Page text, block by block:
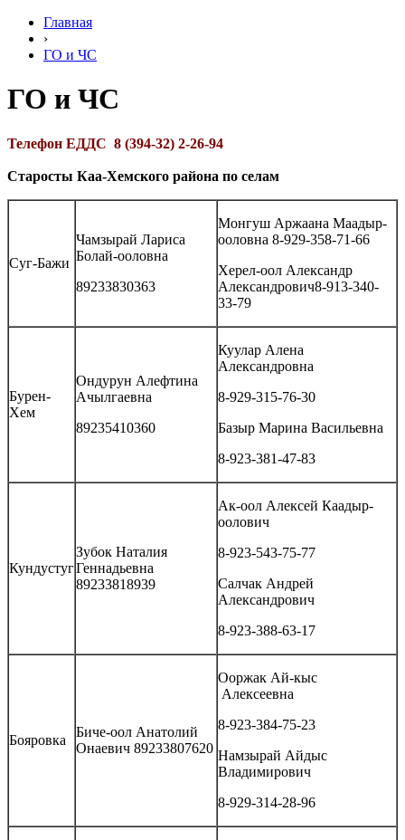
Главная
›
ГО и ЧС
ГО и ЧС
Телефон ЕДДС 8 (394-32) 2-26-94
Старосты Каа-Хемского района по селам
Суг-Бажи
Чамзырай Лариса
Болай-ооловна
89233830363
Монгуш Аржаана Маадыр-
ооловна 8-929-358-71-66
Херел-оол Александр
Александрович8-913-340-
33-79
Бурен-
Хем
Ондурун Алефтина
Ачылгаевна
89235410360
Куулар Алена
Александровна
8-929-315-76-30
Базыр Марина Васильевна
8-923-381-47-83
Кундустуг
Зубок Наталия
Геннадьевна
89233818939
Ак-оол Алексей Каадыр-
оолович
8-923-543-75-77
Салчак Андрей
Александрович
8-923-388-63-17
Бояровка
Биче-оол Анатолий
Онаевич 89233807620
Ооржак Ай-кыс
Алексеевна
8-923-384-75-23
Намзырай Айдыс
Владимирович
8-929-314-28-96